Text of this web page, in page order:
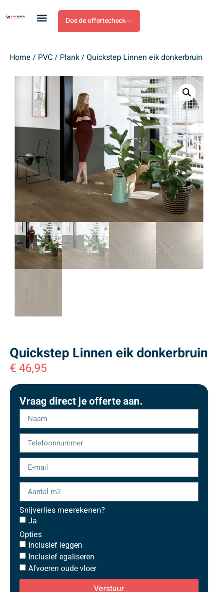
Doe de offertecheck
Home / PVC/ Plank/ Quickstep Linnen eik donkerbruin
Quickstep Linnen eik donkerbruin
€46,95
Vraag direct je offerte aan.
Snijverlies meerekenen?
Ja
Opties
Inclusief leggen
Inclusief egaliseren
Afvoeren oude vloer
Verstuur